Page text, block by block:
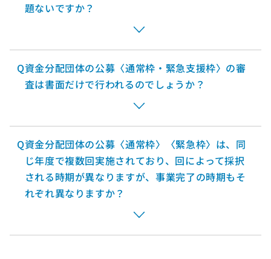
題ないですか？
Q資金分配団体の公募〈通常枠・緊急支援枠〉の審
査は書面だけで行われるのでしょうか？
Q資金分配団体の公募〈通常枠〉〈緊急枠〉は、同
じ年度で複数回実施されており、回によって採択
される時期が異なりますが、事業完了の時期もそ
れぞれ異なりますか？